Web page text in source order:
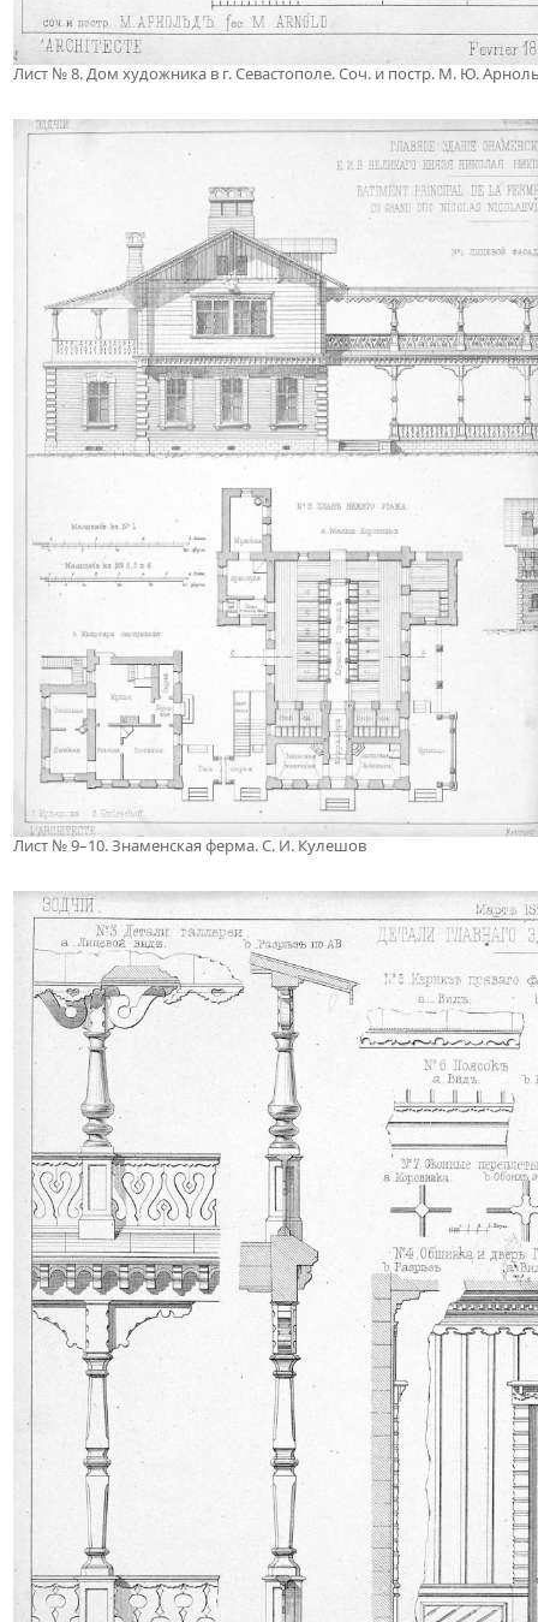
Лист № 8. Дом художника в г. Севастополе. Соч. и постр. М. Ю.
Лист № 9–10. Знаменская ферма. С. И. Кулешов